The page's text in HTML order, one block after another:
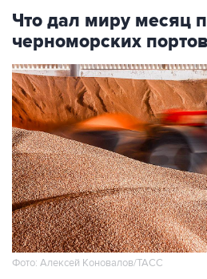
Что дал миру месяц
черноморских портов
Фото: Алексей Коновалов/ТАСС